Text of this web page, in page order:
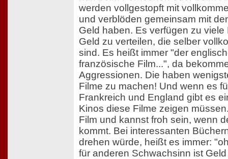
werden vollgestopft mit
und verblöden gemeinsam mit
Geld haben. Es verfügen zu
Geld zu verteilen, die selber
sind. Es heißt immer "der
französische Film...", da
Aggressionen. Die haben
Filme zu machen! Und wenn es
Frankreich und England gibt es
Kinos diese Filme zeigen
Film und kannst froh sein, wenn
kommt. Bei interessanten
drehen würde, heißt es immer:
für anderen Schwachsinn ist